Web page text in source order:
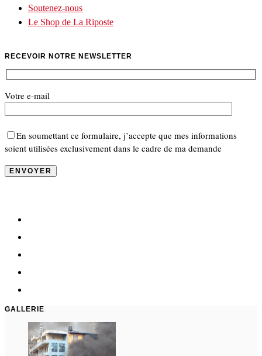
Soutenez-nous
Le Shop de La Riposte
RECEVOIR NOTRE NEWSLETTER
Votre e-mail
En soumettant ce formulaire, j’accepte que mes informations
soient utilisées exclusivement dans le cadre de ma demande
GALLERIE